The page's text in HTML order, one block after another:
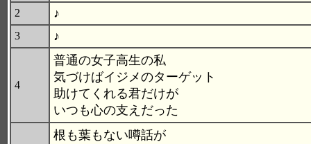
2 ♪
3 ♪
4
普通の女子高生の私
気づけばイジメのターゲット
助けてくれる君だけが
いつも心の支えだった
根も葉もない噂話が